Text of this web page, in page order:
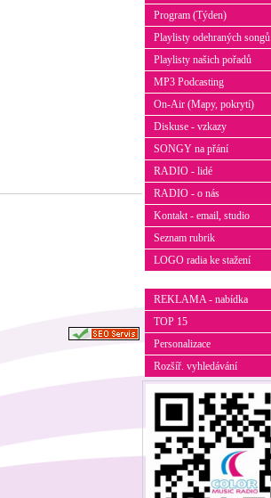
Program (Týden)
Playlisty odehraných songů
Playlisty našich pořadů
MP3 Podcasting
On-Air (Mapy, pokrytí)
Diskuse - vzkazy
SONGY na přání
RADIO - lidé
RADIO - o nás
Kontakt - email, studio
Seznam rubrik
LOGO radia ke stažení
REKLAMA - nabídka
TOP 15
Personalizace
Rozšíř. vyhledávání